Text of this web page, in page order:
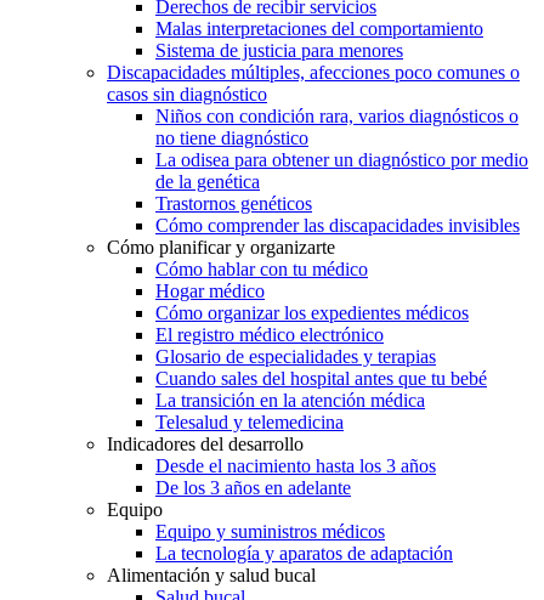
Derechos de recibir servicios
Malas interpretaciones del comportamiento
Sistema de justicia para menores
Discapacidades múltiples, afecciones poco comunes o
casos sin diagnóstico
Niños con condición rara, varios diagnósticos o
no tiene diagnóstico
La odisea para obtener un diagnóstico por medio
de la genética
Trastornos genéticos
Cómo comprender las discapacidades invisibles
Cómo planificar y organizarte
Cómo hablar con tu médico
Hogar médico
Cómo organizar los expedientes médicos
El registro médico electrónico
Glosario de especialidades y terapias
Cuando sales del hospital antes que tu bebé
La transición en la atención médica
Telesalud y telemedicina
Indicadores del desarrollo
Desde el nacimiento hasta los 3 años
De los 3 años en adelante
Equipo
Equipo y suministros médicos
La tecnología y aparatos de adaptación
Alimentación y salud bucal